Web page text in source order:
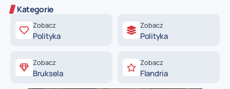
Kategorie
Zobacz
Polityka
Zobacz
Polityka
Zobacz
Bruksela
Zobacz
Flandria